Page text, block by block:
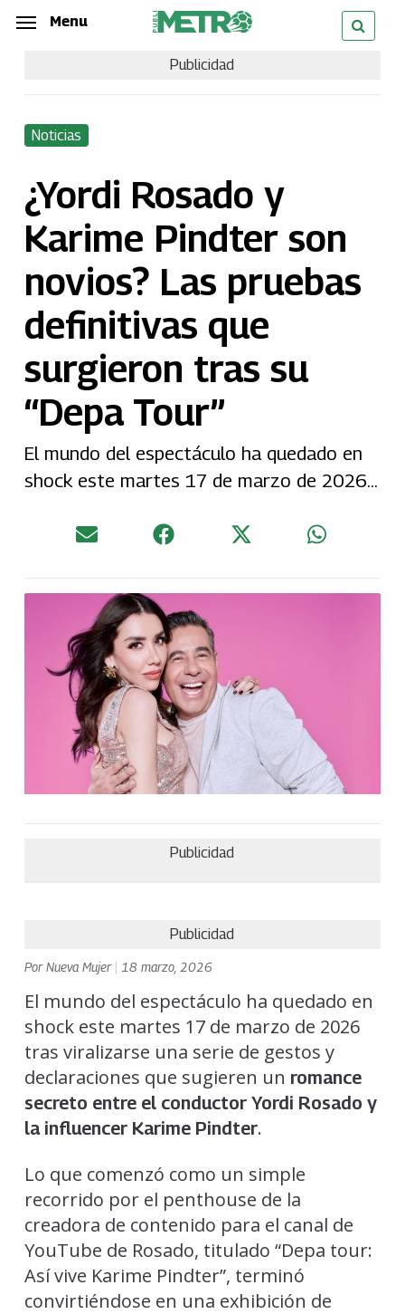
Skip
content
Menu
Publicidad
Noticias
¿Yordi Rosado y
Karime Pindter son
novios? Las pruebas
definitivas que
surgieron tras su
“Depa Tour”
El mundo del espectáculo ha quedado en
shock este martes 17 de marzo de 2026...
Publicidad
Publicidad
PorNueva Mujer 18 marzo, 2026
El mundo del espectáculo ha quedado en
shock este martes 17 de marzo de 2026
tras viralizarse una serie de gestos y
declaraciones que sugieren un romance
secreto entre el conductor Yordi Rosado y
la influencer Karime Pindter.
Lo que comenzó como un simple
recorrido por el penthouse de la
creadora de contenido para el canal de
YouTube de Rosado, titulado “Depa tour:
Así vive Karime Pindter”, terminó
convirtiéndose en una exhibición de
Menu